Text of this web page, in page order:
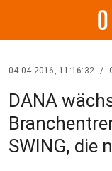
04.04.2016, 11:16:32 /
DANA
SWING, die